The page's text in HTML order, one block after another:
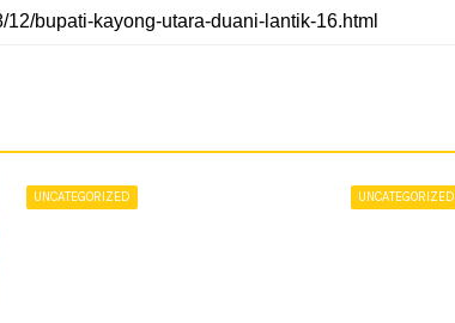
UNCATEGORIZED UNCATEGORIZED